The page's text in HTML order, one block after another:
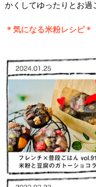
かくしてゆったりとお過
＊気になる米粉レシピ＊